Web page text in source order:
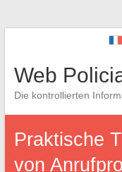
Web
Die kontrollierten
Praktische
von